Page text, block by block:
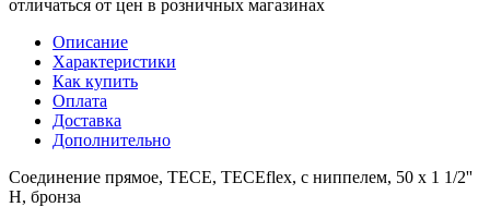
отличаться от цен в розничных магазинах
Описание
Характеристики
Как купить
Оплата
Доставка
Дополнительно
Соединение прямое, TECE, TECEflex, с ниппелем, 50 х 1 1/2''
Н, бронза